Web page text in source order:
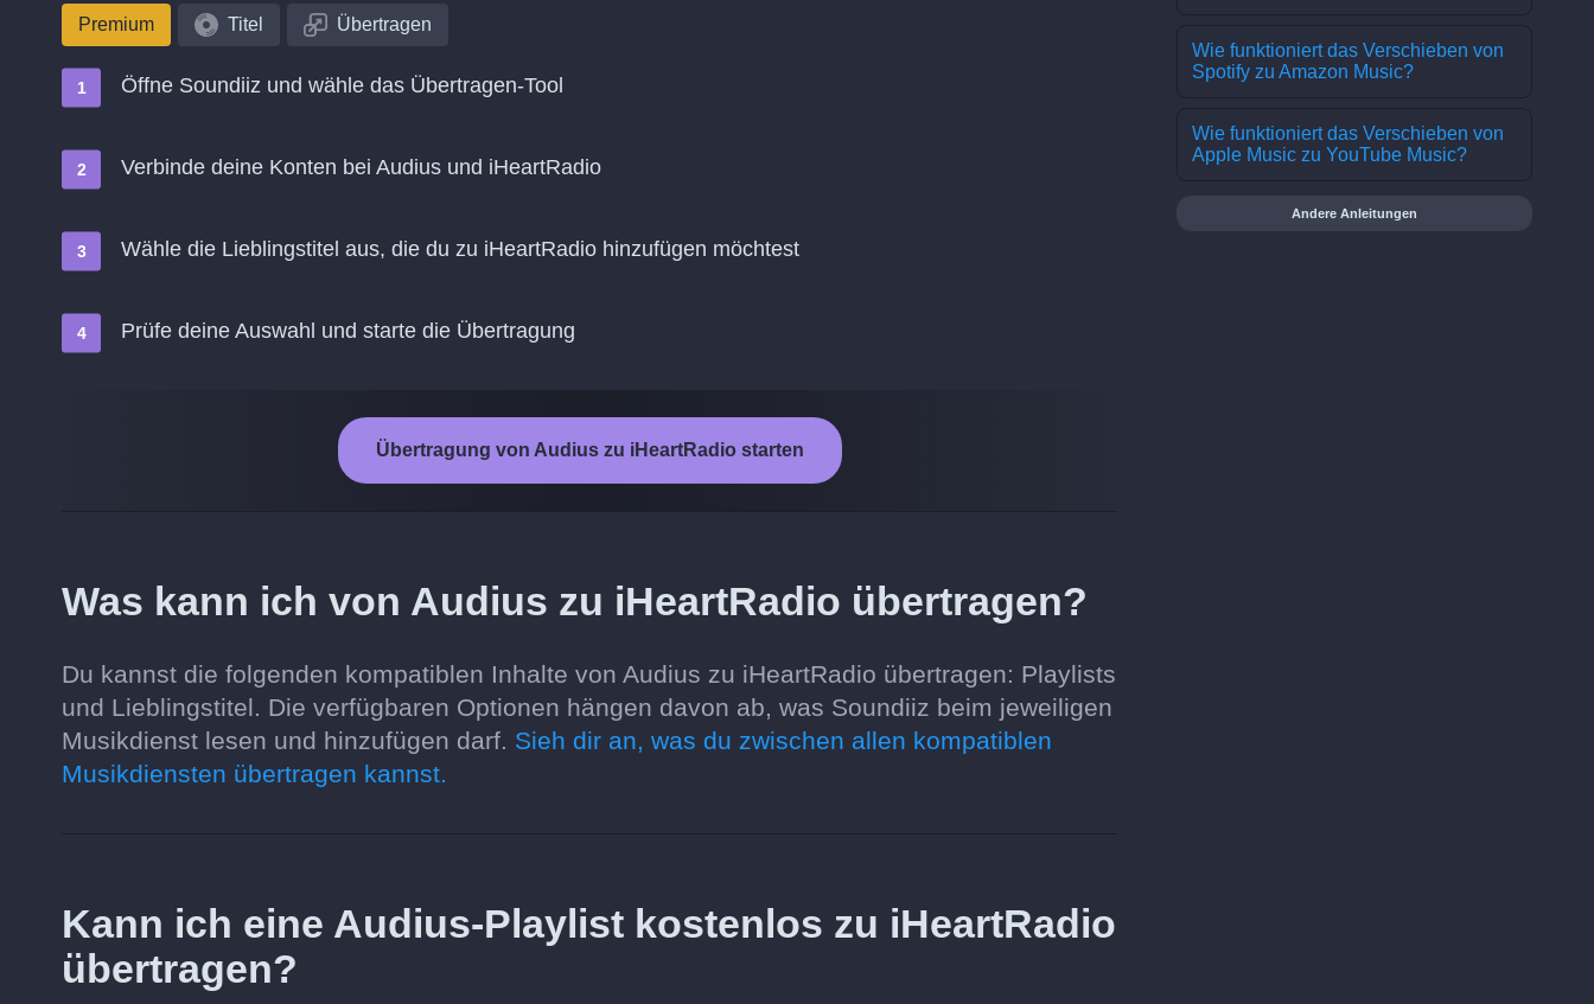
Premium Titel Übertragen
Öffne Soundiiz und wähle das Übertragen-Tool
Verbinde deine Konten bei Audius und iHeartRadio
Wähle die Lieblingstitel aus, die du zu iHeartRadio hinzufügen möchtest
Prüfe deine Auswahl und starte die Übertragung
Übertragung von Audius zu iHeartRadio starten
Was kann ich von Audius zu iHeartRadio übertragen?
Du kannst die folgenden kompatiblen Inhalte von Audius zu iHeartRadio übertragen: Playlists
und Lieblingstitel. Die verfügbaren Optionen hängen davon ab, was Soundiiz beim jeweiligen
Musikdienst lesen und hinzufügen darf. Sieh dir an, was du zwischen allen kompatiblen
Musikdiensten übertragen kannst.
Kann ich eine Audius-Playlist kostenlos zu iHeartRadio
übertragen?
Wie funktioniert das Verschieben von
Spotify zu Amazon Music?
Wie funktioniert das Verschieben von
Apple Music zu YouTube Music?
Andere Anleitungen